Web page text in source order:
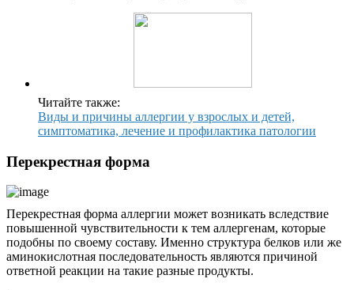
Читайте также:
Виды и причины аллергии у взрослых и детей,
симптоматика, лечение и профилактика патологии
Перекрестная форма
Перекрестная форма аллергии может возникать вследствие
повышенной чувствительности к тем аллергенам, которые
подобны по своему составу. Именно структура белков или же
аминокислотная последовательность являются причиной
ответной реакции на такие разные продукты.